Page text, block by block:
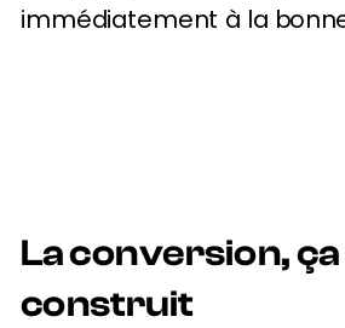
immédiatement à la
La conversion, ça
construit